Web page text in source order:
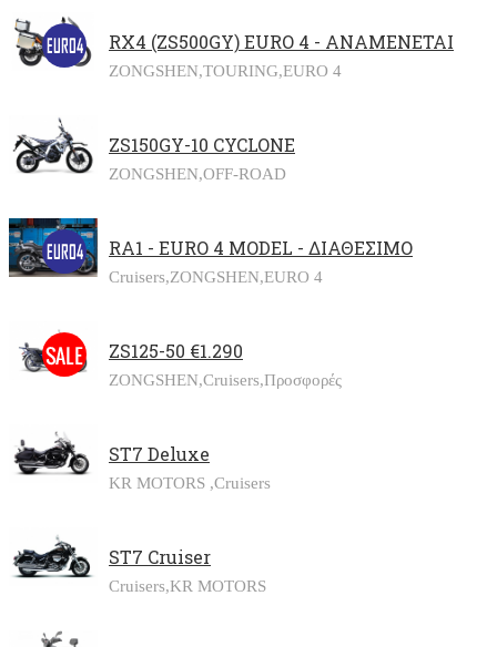
RX4 (ZS500GY) EURO 4 - ΑΝΑΜΕΝΕΤΑΙ
ZONGSHEN,TOURING,EURO 4
ZS150GY-10 CYCLONE
ZONGSHEN,OFF-ROAD
RA1 - EURO 4 MODEL - ΔΙΑΘΕΣΙΜΟ
Cruisers,ZONGSHEN,EURO 4
ZS125-50 €1.290
ZONGSHEN,Cruisers,Προσφορές
ST7 Deluxe
KR MOTORS ,Cruisers
ST7 Cruiser
Cruisers,KR MOTORS